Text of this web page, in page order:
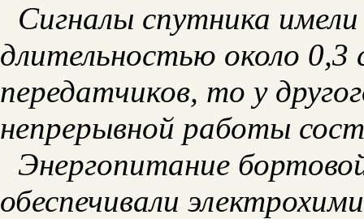
Сигналы спутника
длительностью около 0,3
передатчиков, то у
непрерывной работы
Энергопитание
обеспечивали